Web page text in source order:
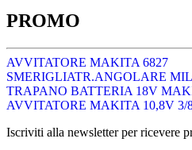
PROMO
AVVITATORE MAKITA 6827
SMERIGLIATR.ANGOLARE
TRAPANO BATTERIA 18V
AVVITATORE MAKITA 10,8V 3/
Iscriviti alla newsletter per ricevere